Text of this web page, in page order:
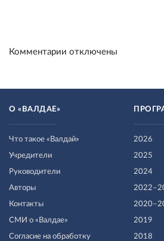
Комментарии отключены
О «ВАЛДАЕ»
Что такое «Валдай»
Учредители
Руководители
Авторы
Контакты
СМИ о «Валдае»
Согласие на обработку
2026
2025
2024
2019
2018